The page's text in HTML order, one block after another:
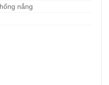
nắng